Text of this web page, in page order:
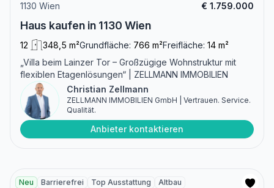
1130 Wien € 1.759.000
Haus kaufen in 1130 Wien
12 348,5 m²Grundfläche: 766 m²Freifläche: 14 m²
„Villa beim Lainzer Tor – Großzügige Wohnstruktur mit
flexiblen Etagenlösungen“ | ZELLMANN IMMOBILIEN
Christian Zellmann
ZELLMANN IMMOBILIEN GmbH | Vertrauen. Service.
Qualität.
Anbieter kontaktieren
Neu Barrierefrei Top Ausstattung Altbau